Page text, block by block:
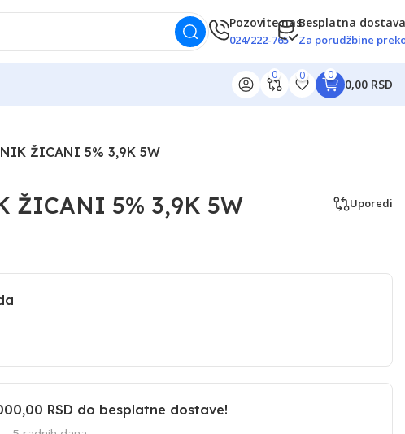
Pozovite nas
024/222-765
Besplatna
Za porudžbine
0 0 0
0,00 RSD
ŽICANI 5% 3,9K 5W
ŽICANI 5% 3,9K 5W Uporedi
RSD do besplatne dostave!